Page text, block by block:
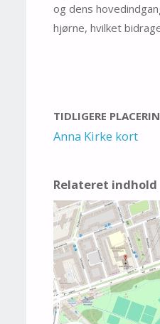
og dens
hjørne, hvilket
TIDLIGERE
Anna Kirke kort
Relateret indhold